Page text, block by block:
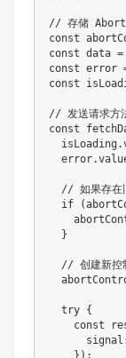
// 存储
const
const data
const
const
// 发送请求方
const
// 如果存在
if
  }
// 创建新控
  try {
const
    });